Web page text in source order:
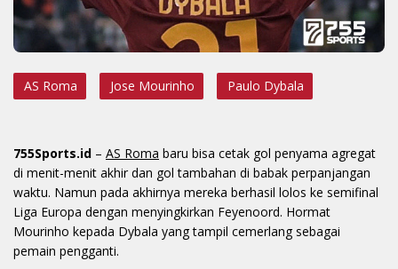
AS Roma Jose Mourinho Paulo Dybala
755Sports.id – AS Roma baru bisa cetak gol penyama agregat
di menit-menit akhir dan gol tambahan di babak perpanjangan
waktu. Namun pada akhirnya mereka berhasil lolos ke semifinal
Liga Europa dengan menyingkirkan Feyenoord. Hormat
Mourinho kepada Dybala yang tampil cemerlang sebagai
pemain pengganti.